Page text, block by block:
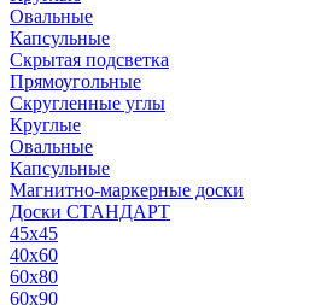
Овальные
Капсульные
Скрытая подсветка
Прямоугольные
Скругленные углы
Круглые
Овальные
Капсульные
Магнитно-маркерные доски
Доски СТАНДАРТ
45x45
40x60
60x80
60x90